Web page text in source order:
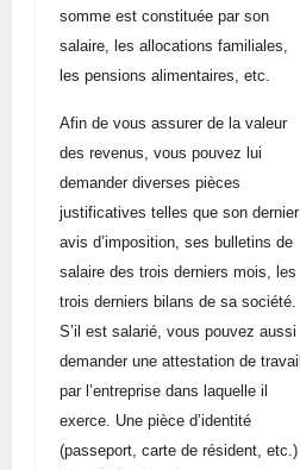
somme est constituée par son
salaire, les allocations familiales,
les pensions alimentaires, etc.
Afin de vous assurer de la valeur
des revenus, vous pouvez lui
demander diverses pièces
justificatives telles que son dernier
avis d’imposition, ses bulletins de
salaire des trois derniers mois, les
trois derniers bilans de sa société.
S’il est salarié, vous pouvez aussi
demander une attestation de travail
par l’entreprise dans laquelle il
exerce. Une pièce d’identité
(passeport, carte de résident, etc.)